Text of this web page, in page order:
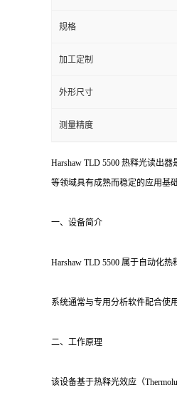
规格
加工定制
外形尺寸
测量精度
Harshaw TLD 5500 热释光读出
等领域具有成熟而稳定的应用基础
一、设备简介
Harshaw TLD 5500 属于自动化
系统通常与专用分析软件配合使
二、工作原理
该设备基于热释光效应（